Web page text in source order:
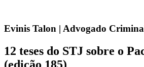
Evinis Talon | Advogado
12 teses do STJ sobre o
(edição 185)